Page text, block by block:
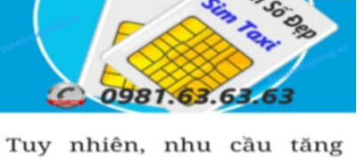
Sim Tiền Giang là đơn vị cung cấp sim số đẹp lục quý 8, sim giá rẻ
uy tín chất lượng.
Chọn mua sim số đẹp thường mất nhiều thời gian ở khoản lựa số,
một số phải vừa đẹp, vừa tốt về phong thủy thì mới là sim hoàn
hảo. Vậy phải làm sao?
- Cách nhanh nhất để chọn mua được sim lục quý 8 là bạn vào
đầu trang chủ. Đây là danh sách sim được đại lý giảm giá vì một số